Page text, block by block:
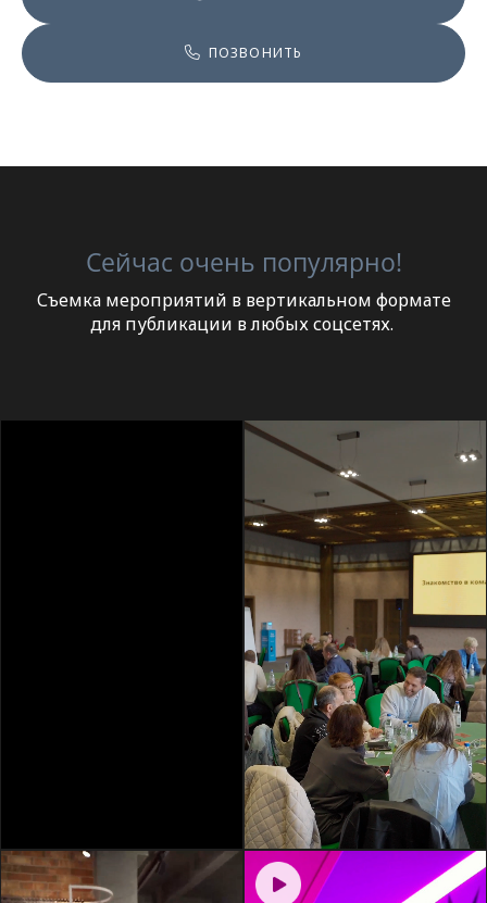
ПОЗВОНИТЬ
Сейчас очень популярно!
Съемка мероприятий в вертикальном формате
для публикации в любых соцсетях.